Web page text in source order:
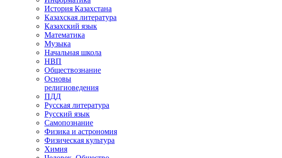
История Казахстана
Казахская литература
Казахский язык
Математика
Музыка
Начальная школа
НВП
Обществознание
Основы
религиоведения
ПДД
Русская литература
Русский язык
Самопознание
Физика и астрономия
Физическая культура
Химия